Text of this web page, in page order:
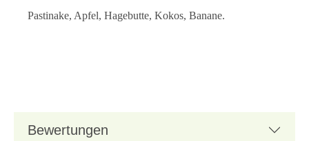
Pastinake, Apfel, Hagebutte, Kokos, Banane.
Bewertungen